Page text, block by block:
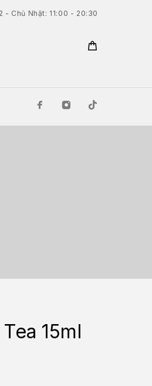
- Chủ Nhật: 11:00 - 20:30
15ml